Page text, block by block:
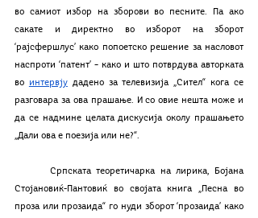
во самиот избор на зборови во песните. Па ако
сакате и директно во изборот на зборот
‘рајсфершлус’ како попоетско решение за насловот
наспроти ‘патент’ – како и што потврдува авторката
во интервју дадено за телевизија „Сител“ кога се
разговара за ова прашање. И со овие нешта може и
да се надмине целата дискусија околу прашањето
„Дали ова е поезија или не?“.
Стојановиќ-Пантовиќ во својата книга „Песна во
проза или прозаида“ го нуди зборот ‘прозаида’ како